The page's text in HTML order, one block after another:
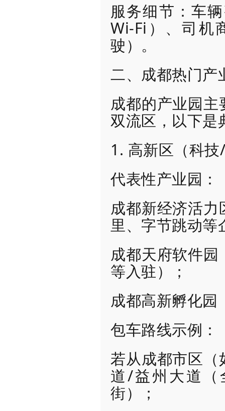
服务细节：车
Wi-Fi）、司机
驶）。
二、成都热门产
成都的产业园
双流区，以下是
1. 高新区（科
代表性产业园：
成都新经济活
里、字节跳动等
成都天府软件
等入驻）；
成都高新孵化园
包车路线示例：
若从成都市区
道/益州大道（
街）；